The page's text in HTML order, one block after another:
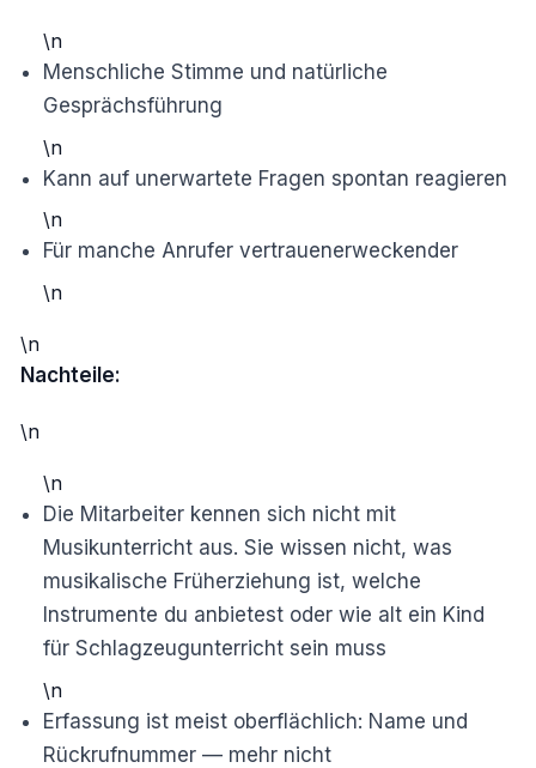
\n
Menschliche Stimme und natürliche
Gesprächsführung
\n
Kann auf unerwartete Fragen spontan reagieren
\n
Für manche Anrufer vertrauenerweckender
\n
\n
Nachteile:
\n
\n
Die Mitarbeiter kennen sich nicht mit
Musikunterricht aus. Sie wissen nicht, was
musikalische Früherziehung ist, welche
Instrumente du anbietest oder wie alt ein Kind
für Schlagzeugunterricht sein muss
\n
Erfassung ist meist oberflächlich: Name und
Rückrufnummer — mehr nicht